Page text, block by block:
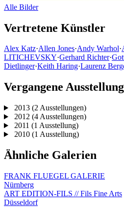
Alle Bilder
Vertretene Künstler
Alex Katz·Allen Jones·Andy Warhol·
LITICHEVSKY·Gerhard Richter·
Dietlinger·Keith Haring·Laurenz
Vergangene
2013 (2 Ausstellungen)
2012 (4 Ausstellungen)
2011 (1 Ausstellung)
2010 (1 Ausstellung)
Ähnliche Galerien
FRANK FLUEGEL GALERIE
Nürnberg
ART EDITION-FILS // Fils Fine Arts
Düsseldorf